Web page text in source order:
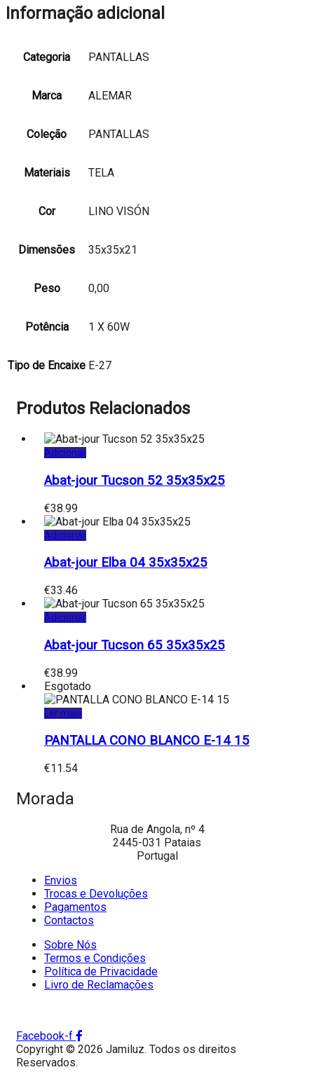
Informação adicional
Categoria PANTALLAS
Marca ALEMAR
Coleção PANTALLAS
Materiais TELA
Cor LINO VISÓN
Dimensões 35x35x21
Peso 0,00
Potência 1 X 60W
Tipo de Encaixe E-27
Produtos Relacionados
Adicionar
Abat-jour Tucson 52 35x35x25
€38.99
Adicionar
Abat-jour Elba 04 35x35x25
€33.46
Adicionar
Abat-jour Tucson 65 35x35x25
€38.99
Esgotado
Ler mais
PANTALLA CONO BLANCO E-14 15
€11.54
Morada
Rua de Angola, nº 4
2445-031 Pataias
Portugal
Envios
Trocas e Devoluções
Pagamentos
Contactos
Sobre Nós
Termos e Condições
Política de Privacidade
Livro de Reclamações
Facebook-f
Copyright © 2026 Jamiluz. Todos os direitos
Reservados.